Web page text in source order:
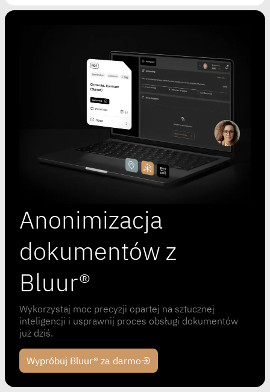
Anonimizacja
dokumentów z
Bluur®
Wykorzystaj moc precyzji opartej na sztucznej
inteligencji i usprawnij proces obsługi dokumentów
już dziś.
Wypróbuj Bluur® za darmo